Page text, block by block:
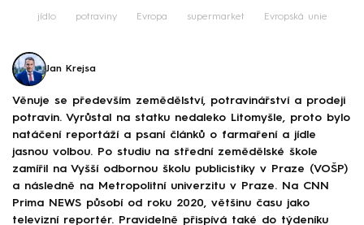
jídlo potraviny Evropa supermarket Evropská unie
Jan Krejsa
Věnuje se především zemědělství, potravinářství a prodeji
potravin. Vyrůstal na statku nedaleko Litomyšle, proto bylo
natáčení reportáží a psaní článků o farmaření a jídle
jasnou volbou. Po studiu na střední zemědělské škole
zamířil na Vyšší odbornou školu publicistiky v Praze (VOŠP)
a následně na Metropolitní univerzitu v Praze. Na CNN
Prima NEWS působí od roku 2020, většinu času jako
televizní reportér. Pravidelně přispívá také do týdeníku